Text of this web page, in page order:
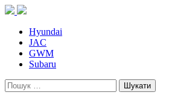
Skip
contentHyundai
JAC
GWM
Subaru
Пошук: